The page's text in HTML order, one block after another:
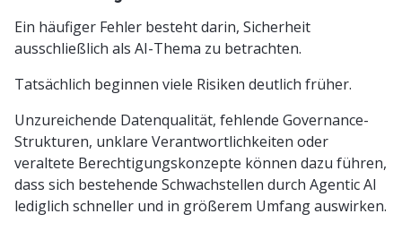
Ein häufiger Fehler besteht darin, Sicherheit
ausschließlich als AI-Thema zu betrachten.
Tatsächlich beginnen viele Risiken deutlich früher.
Unzureichende Datenqualität, fehlende Governance-
Strukturen, unklare Verantwortlichkeiten oder
veraltete Berechtigungskonzepte können dazu führen,
dass sich bestehende Schwachstellen durch Agentic AI
lediglich schneller und in größerem Umfang auswirken.